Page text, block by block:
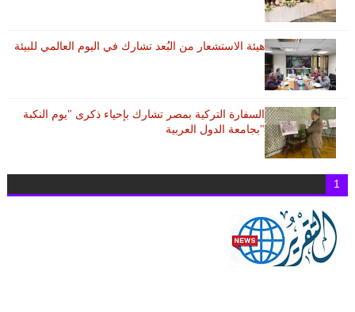
هيئة الاستشعار من البُعد تشارك في اليوم العالمي للبيئة
السفارة التركية بمصر تشارك بإحياء ذكرى "يوم النكبة
"بجامعة الدول العربية
1